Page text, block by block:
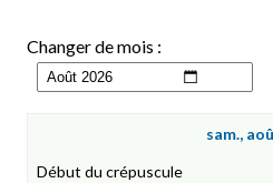
Changer de mois :
sam.,